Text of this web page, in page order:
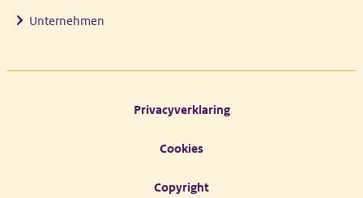
Unternehmen
Privacyverklaring
Cookies
Copyright